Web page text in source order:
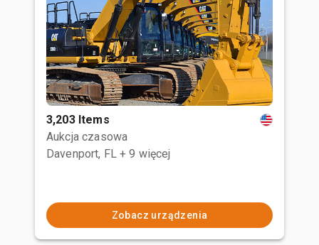
3,203 Items
Aukcja czasowa
Davenport, FL + 9 więcej
Zobacz urządzenia